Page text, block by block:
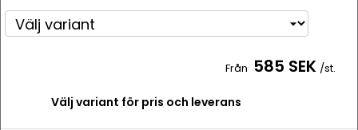
Från 585 SEK /st.
Välj variant för pris och leverans